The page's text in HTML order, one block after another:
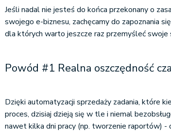
Jeśli nadal nie jesteś do końca przekonany o
swojego e-biznesu, zachęcamy do zapoznania
dla których warto jeszcze raz przemyśleć swoje
Powód #1 Realna oszczędność
Dzięki automatyzacji sprzedaży zadania, które
proces, dzisiaj dzieją się w tle i niemal
nawet kilka dni pracy (np. tworzenie raportów) -